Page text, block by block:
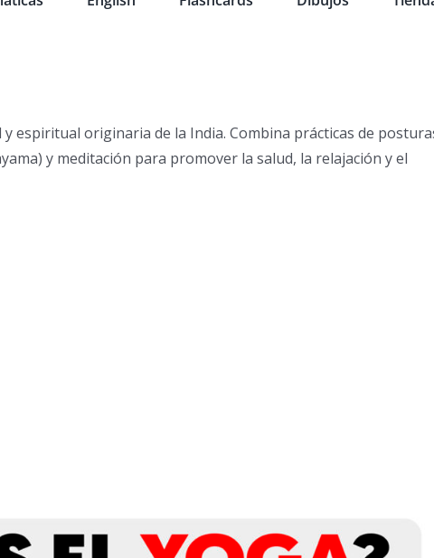
espiritual originaria de la India. Combina prácticas de
y meditación para promover la salud, la relajación y el